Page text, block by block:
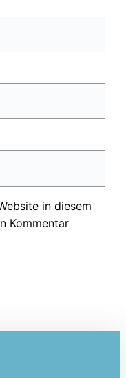
in diesem
Kommentar